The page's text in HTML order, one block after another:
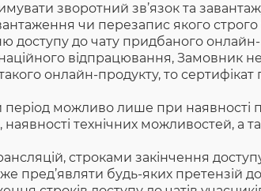
зворотний зв’язок та
чи перезапис якого
доступу до чату придбаного
відпрацювання, Замовник
онлайн-продукту, то
можливо лише при наявності
технічних можливостей, а
строками закінчення
пред’являти будь-яких претензій